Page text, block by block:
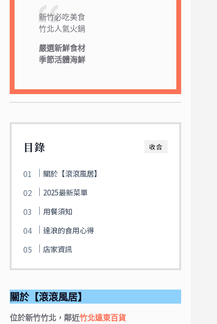
新竹必吃美食
竹北人氣火鍋
嚴選新鮮食材
季節活體海鮮
收合
目錄
關於【滾滾風居】
2025最新菜單
用餐須知
達浪的食用心得
店家資訊
關於【滾滾風居】
位於新竹竹北，鄰近竹北遠東百貨